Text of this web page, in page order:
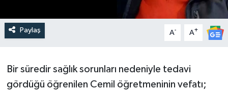
Paylaş A- A+
Bir süredir sağlık sorunları nedeniyle tedavi
gördüğü öğrenilen Cemil öğretmeninin vefatı;